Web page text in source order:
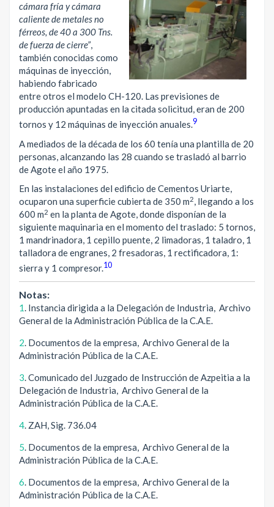
cámara fría y cámara
caliente de metales no
férreos, de 40 a 300 Tns.
de fuerza de cierre”,
también conocidas como
máquinas de inyección,
habiendo fabricado
entre otros el modelo CH-120. Las previsiones de
producción apuntadas en la citada solicitud, eran de 200
tornos y 12 máquinas de inyección anuales.9
A mediados de la década de los 60 tenía una plantilla de 20
personas, alcanzando las 28 cuando se trasladó al barrio
de Agote el año 1975.
En las instalaciones del edificio de Cementos Uriarte,
ocuparon una superficie cubierta de 350 m2, llegando a los
600 m2 en la planta de Agote, donde disponían de la
siguiente maquinaria en el momento del traslado: 5 tornos,
1 mandrinadora, 1 cepillo puente, 2 limadoras, 1 taladro, 1
talladora de engranes, 2 fresadoras, 1 rectificadora, 1:
sierra y 1 compresor.10
Notas:
1. Instancia dirigida a la Delegación de Industria, Archivo
General de la Administración Pública de la C.A.E.
2. Documentos de la empresa, Archivo General de la
Administración Pública de la C.A.E.
3. Comunicado del Juzgado de Instrucción de Azpeitia a la
Delegación de Industria, Archivo General de la
Administración Pública de la C.A.E.
4. ZAH, Sig. 736.04
5. Documentos de la empresa, Archivo General de la
Administración Pública de la C.A.E.
6. Documentos de la empresa, Archivo General de la
Administración Pública de la C.A.E.